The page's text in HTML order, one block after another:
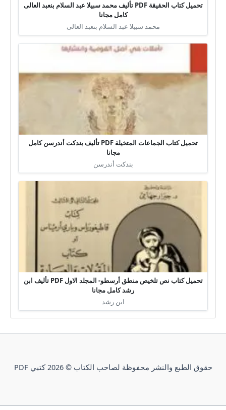
تحميل كتاب الحقيقة PDF تأليف محمد سبيلا عبد السلام بنعبد العالى
كامل مجانا
محمد سبيلا عبد السلام بنعبد العالى
تحميل كتاب الجماعات المتخيلة PDF تأليف بندكت أندرسن كامل
مجانا
بندكت أندرسن
تحميل كتاب نص تلخيص منطق أرسطو- المجلد الاول PDF تأليف ابن
رشد كامل مجانا
ابن رشد
حقوق الطبع والنشر محفوظة لصاحب الكتاب © 2026 كتبي PDF